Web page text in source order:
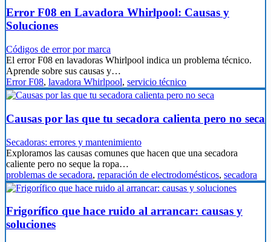
Error F08 en Lavadora Whirlpool: Causas y
Soluciones
Códigos de error por marca
El error F08 en lavadoras Whirlpool indica un problema técnico.
Aprende sobre sus causas y…
Error F08, lavadora Whirlpool, servicio técnico
Causas por las que tu secadora calienta pero no seca
Secadoras: errores y mantenimiento
Exploramos las causas comunes que hacen que una secadora
caliente pero no seque la ropa…
problemas de secadora, reparación de electrodomésticos, secadora
Frigorífico que hace ruido al arrancar: causas y
soluciones